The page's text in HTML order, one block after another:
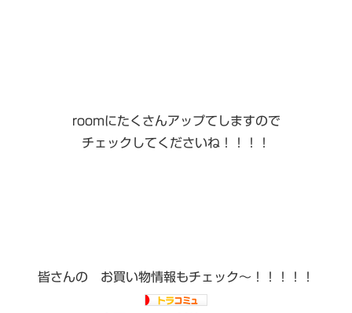
roomにたくさんアップてしますので
チェックしてくださいね！！！！
皆さんの お買い物情報もチェック〜！！！！！